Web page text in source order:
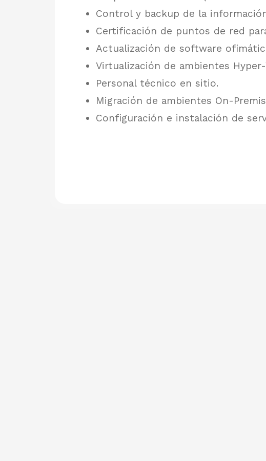
Control y backup de la
Certificación de puntos de red
Actualización de software
Virtualización de ambientes Hyper-
Personal técnico en sitio.
Migración de ambientes On-
Configuración e instalación de